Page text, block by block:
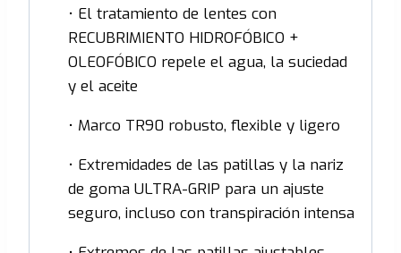
• El tratamiento de lentes con
RECUBRIMIENTO HIDROFÓBICO +
OLEOFÓBICO repele el agua, la suciedad
y el aceite
• Marco TR90 robusto, flexible y ligero
• Extremidades de las patillas y la nariz
de goma ULTRA-GRIP para un ajuste
seguro, incluso con transpiración intensa